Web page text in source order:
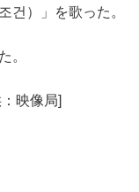
건）」を歌った。
。
映像局]